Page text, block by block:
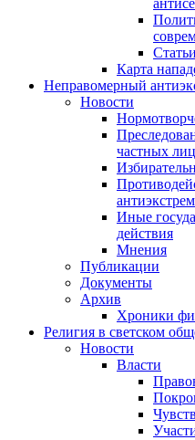
Карта
Неправомерный
Новости
частных лиц
Иные
действия
Мнения
Публикации
Документы
Архив
Хроники
Религия в светском
Новости
Власти